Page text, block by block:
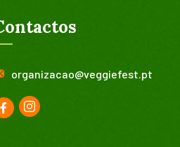
organizacao@veggiefest.pt